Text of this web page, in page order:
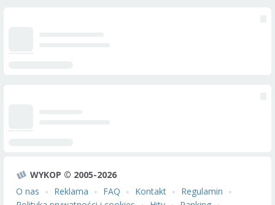
WYKOP © 2005-2026
O nas
Reklama FAQ Kontakt
Regulamin